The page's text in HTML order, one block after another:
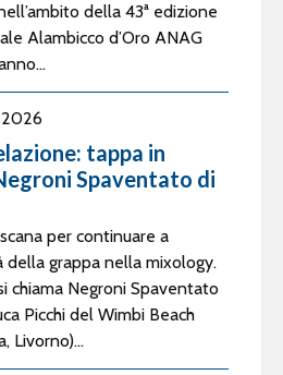
della 43ª edizione
Alambicco d’Oro ANAG
2026
tappa in
Spaventato di
per continuare a
della grappa nella mixology.
chiama Negroni Spaventato
Picchi del Wimbi Beach
Livorno)...